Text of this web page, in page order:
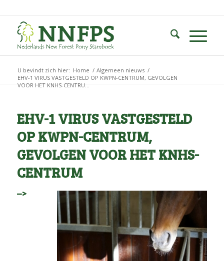
U bevindt zich hier: Home / Algemeen nieuws /
EHV-1 VIRUS VASTGESTELD OP KWPN-CENTRUM, GEVOLGEN
VOOR HET KNHS-CENTRU...
EHV-1 VIRUS VASTGESTELD
OP KWPN-CENTRUM,
GEVOLGEN VOOR HET KNHS-
CENTRUM
–>